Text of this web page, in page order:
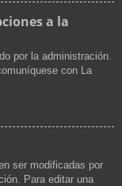
a la
por la administración.
con La
ser modificadas por
Para editar una